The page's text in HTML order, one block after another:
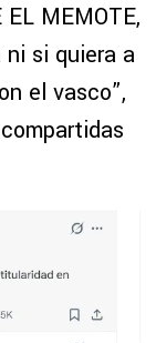
MEMOTE,
si quiera a
el vasco”,